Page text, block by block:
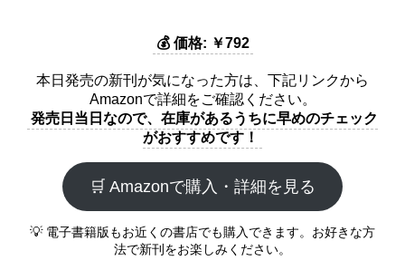
💰 価格: ￥792
本日発売の新刊が気になった方は、下記リンクから
Amazonで詳細をご確認ください。
発売日当日なので、在庫があるうちに早めのチェック
がおすすめです！
🛒 Amazonで購入・詳細を見る
💡 電子書籍版もお近くの書店でも購入できます。お好きな方
法で新刊をお楽しみください。